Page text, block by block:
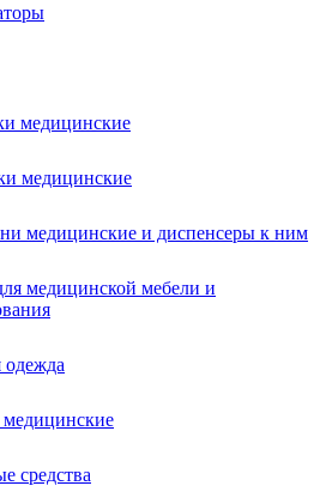
медицинские
медицинские
медицинские и диспенсеры к ним
медицинской мебели и
средства